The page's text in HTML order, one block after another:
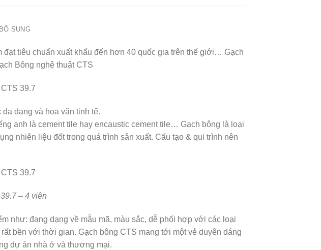
SUNG
tiêu chuẩn xuất khẩu đến hơn 40 quốc gia trên thế giới… Gạch
Bông nghệ thuật CTS
dạng và hoa văn tinh tế.
anh là cement tile hay encaustic cement tile… Gạch bông là loại
nhiên liệu đốt trong quá trình sản xuất. Cấu tạo & qui trình nên
– 4 viên
như: đang dạng về mẫu mã, màu sắc, dễ phối hợp với các loại
bền với thời gian. Gạch bông CTS mang tới một vẻ duyên dáng
dự án nhà ở và thương mại.